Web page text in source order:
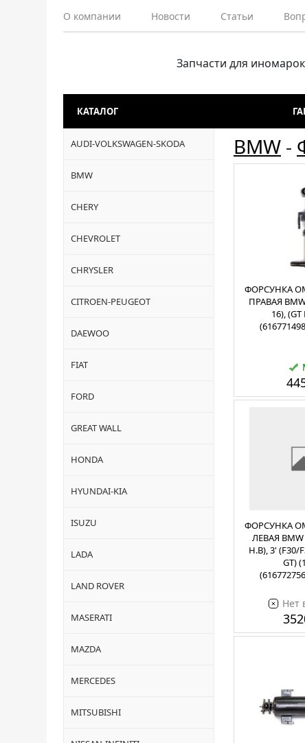
О компании Новости Статьи
Запчасти для иномарок
КАТАЛОГ
AUDI-VOLKSWAGEN-SKODA
BMW
CHERY
CHEVROLET
CHRYSLER
CITROEN-PEUGEOT
DAEWOO
FIAT
FORD
GREAT WALL
HONDA
HYUNDAI-KIA
ISUZU
LADA
LAND ROVER
MASERATI
MAZDA
MERCEDES
MITSUBISHI
BMW -
ФОРСУНКА
ПРАВАЯ
16), (GT
ФОРСУНКА
ЛЕВАЯ BMW
Н.В), 3' (F30/
GT)
Нет